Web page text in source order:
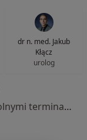
dr n. med. Jakub
Kłącz
urolog
Brak dostępnych specjalistów z wolnymi terminami w tym centrum medycznym.